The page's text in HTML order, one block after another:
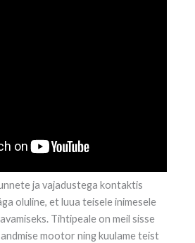
ja vajadustega kontaktis
oluline, et luua teisele inimesele
Tihtipeale on meil sisse
mootor ning kuulame teist